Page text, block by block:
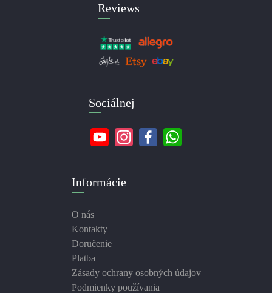
Reviews
Sociálnej
Informácie
O nás
Kontakty
Doručenie
Platba
Zásady ochrany osobných údajov
Podmienky používania